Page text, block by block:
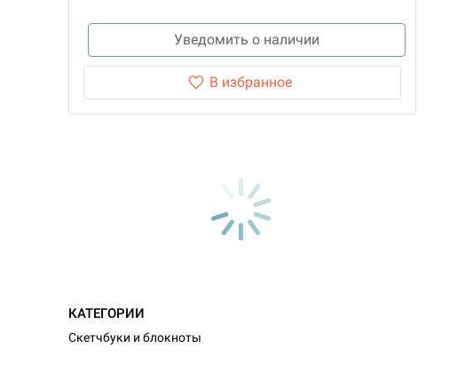
Уведомить о наличии
В избранное
КАТЕГОРИИ
Скетчбуки и блокноты